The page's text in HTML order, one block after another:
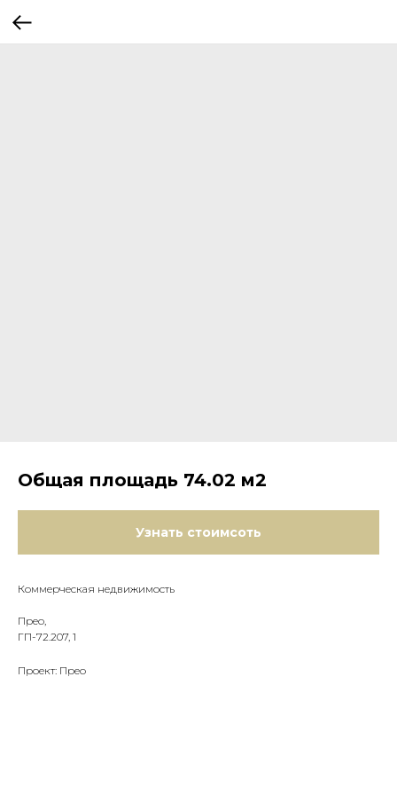
Общая площадь 74.02 м2
Узнать стоимсоть
Коммерческая недвижимость
Прео,
ГП-72.207, 1
Проект: Прео